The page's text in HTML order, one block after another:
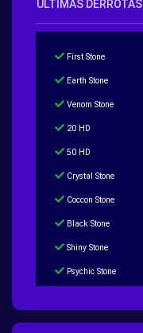
ÚLTIMAS DERROTAS
First Stone
Earth Stone
Venom Stone
20 HD
50 HD
Crystal Stone
Coccon Stone
Black Stone
Shiny Stone
Psychic Stone